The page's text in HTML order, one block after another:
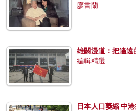
廖書蘭
雄關漫道：把遙遠
編輯精選
日本人口萎縮 中